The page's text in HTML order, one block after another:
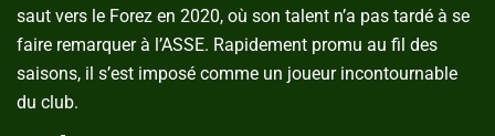
saut vers le Forez en 2020, où son talent n’a pas tardé à se
faire remarquer à l’ASSE. Rapidement promu au fil des
saisons, il s’est imposé comme un joueur incontournable
du club.